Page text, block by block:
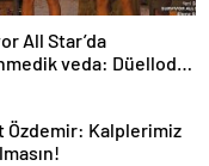
All Star’da
veda: Düelloda
yarışmacı belli oldu!
duygusal anları
Özdemir: Kalplerimiz